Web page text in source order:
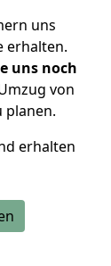
uns
erhalten.
uns noch
von
planen.
erhalten